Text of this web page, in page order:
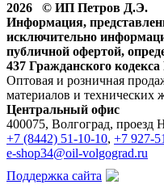
2026 © ИП Петров Д.Э.
Информация,
исключительно
публичной офертой,
437 Гражданского
Оптовая и розничная
материалов и технических
Центральный офис
400075, Волгоград, проезд
+7 (8442) 51-10-10, +7 927-
e-shop34@oil-volgograd.ru
Поддержка сайта